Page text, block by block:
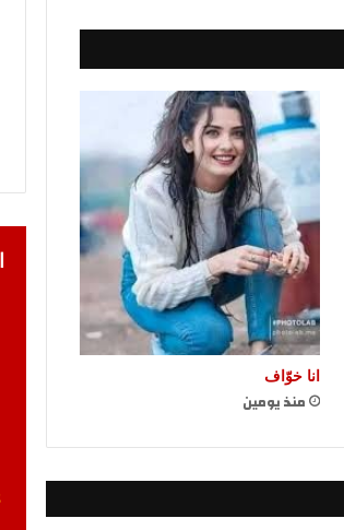
انا خوّاف
منذ يومين